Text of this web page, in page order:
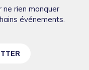
rien manquer
événements.